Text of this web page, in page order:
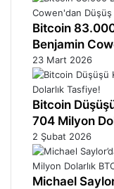
Bitcoin
Benjamin
23 Mart 2026
Bitcoin
704 Milyon
2 Şubat 2026
Michael